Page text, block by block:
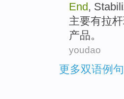
End,
主要有拉杆
产品。
youdao
更多双语例句